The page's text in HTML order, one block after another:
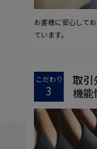
お客様に安心して
ています。
こだわり
3
取引
機能